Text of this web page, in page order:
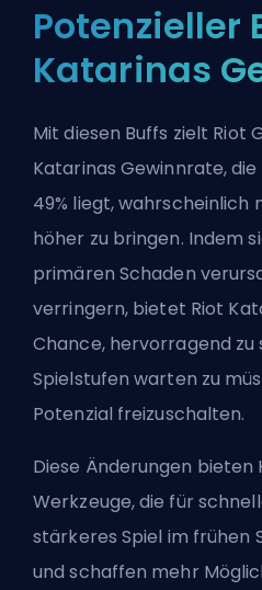
Potenzieller
Katarinas
Mit diesen Buffs zielt Riot
Katarinas Gewinnrate,
49% liegt, wahrscheinlich
höher zu bringen. Indem
primären Schaden
verringern, bietet Riot
Chance, hervorragend zu
Spielstufen warten zu
Potenzial freizuschalten.
Diese Änderungen bieten
Werkzeuge, die für
stärkeres Spiel im frühen
und schaffen mehr